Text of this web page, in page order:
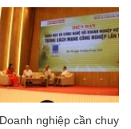
cần chuyển